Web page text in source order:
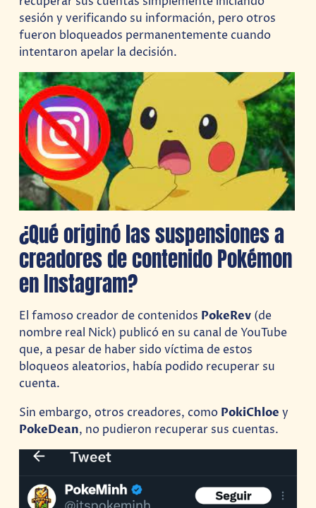
sesión y verificando su información, pero otros
fueron bloqueados permanentemente cuando
intentaron apelar la decisión.
¿Qué originó las suspensiones a
creadores de contenido Pokémon
en Instagram?
El famoso creador de contenidos PokeRev (de
nombre real Nick) publicó en su canal de YouTube
que, a pesar de haber sido víctima de estos
bloqueos aleatorios, había podido recuperar su
cuenta.
Sin embargo, otros creadores, como PokiChloe y
PokeDean, no pudieron recuperar sus cuentas.